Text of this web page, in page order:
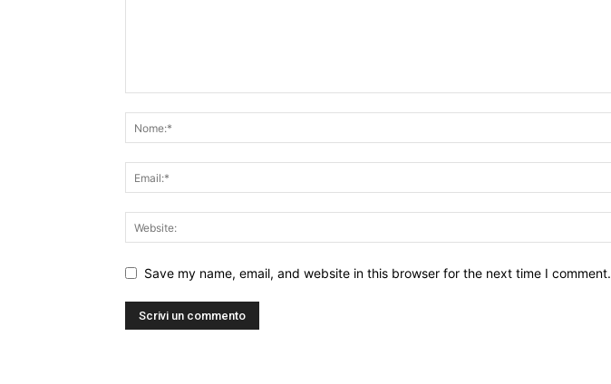
Save my name, email, and website in this browser for the next time I comment.